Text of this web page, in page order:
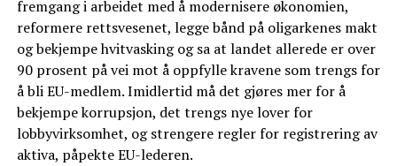
fremgang i arbeidet med å modernisere økonomien,
reformere rettsvesenet, legge bånd på oligarkenes makt
og bekjempe hvitvasking og sa at landet allerede er over
90 prosent på vei mot å oppfylle kravene som trengs for
å bli EU-medlem. Imidlertid må det gjøres mer for å
bekjempe korrupsjon, det trengs nye lover for
lobbyvirksomhet, og strengere regler for registrering av
aktiva, påpekte EU-lederen.